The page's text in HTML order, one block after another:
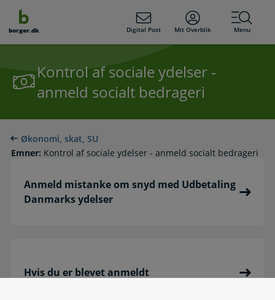
borger.dk Digital Post Mit Overblik Menu
Kontrol af sociale ydelser -
anmeld socialt bedrageri
Økonomi, skat, SU
Emner: Kontrol af sociale ydelser - anmeld socialt bedrageri
Anmeld mistanke om snyd med Udbetaling
Danmarks ydelser
Hvis du er blevet anmeldt